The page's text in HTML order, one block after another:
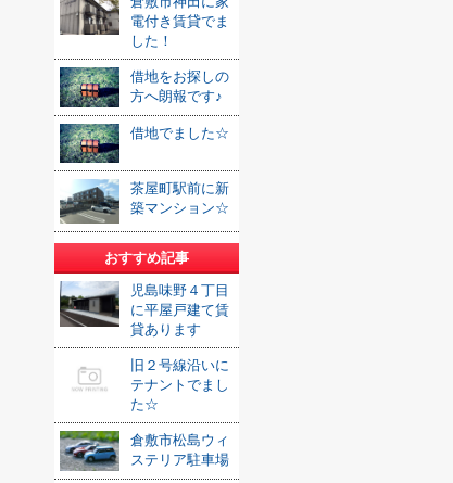
電付き賃貸でま
した！
借地をお探しの
方へ朗報です♪
借地でました☆
茶屋町駅前に新
築マンション☆
おすすめ記事
児島味野４丁目
に平屋戸建て賃
貸あります
旧２号線沿いに
テナントでまし
た☆
倉敷市松島ウィ
ステリア駐車場